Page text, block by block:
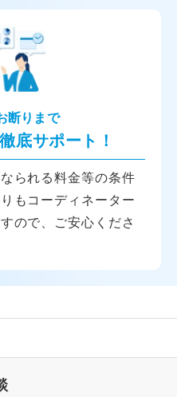
断りまで
底サポート！
られる料金等の条件
もコーディネーター
ので、ご安心くださ